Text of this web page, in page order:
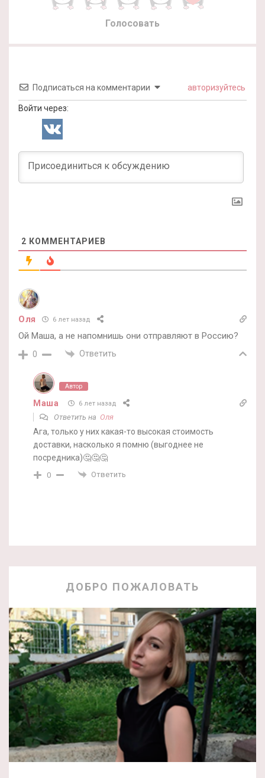
Голосовать
Подписаться на комментарии авторизуйтесь
Войти через:
2 КОММЕНТАРИЕВ
Оля 6 лет назад
Ой Маша, а не напомнишь они отправляют в Россию?
0 Ответить
Автор
Маша 6 лет назад
Ответить на Оля
Ага, только у них какая-то высокая стоимость
доставки, насколько я помню (выгоднее не
посредника)🤔🤔🤔
0 Ответить
ДОБРО ПОЖАЛОВАТЬ